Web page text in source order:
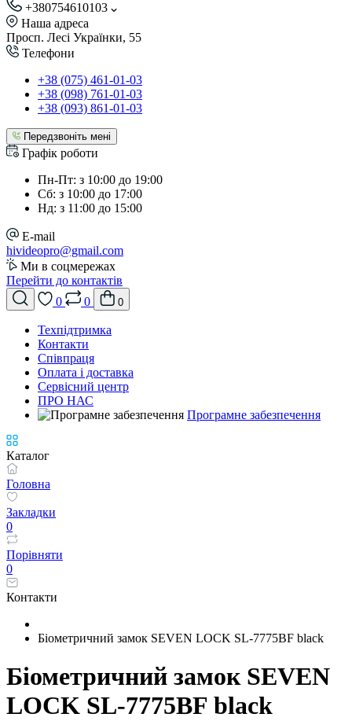
+380754610103
Наша адреса
Просп. Лесі Українки, 55
Телефони
+38 (075) 461-01-03
+38 (098) 761-01-03
+38 (093) 861-01-03
Передзвоніть мені
Графік роботи
Пн-Пт: з 10:00 до 19:00
Сб: з 10:00 до 17:00
Нд: з 11:00 до 15:00
E-mail
hivideopro@gmail.com
Ми в соцмережах
Перейти до контактів
0
0 0
Техпідтримка
Контакти
Співпраця
Оплата і доставка
Сервісний центр
ПРО НАС
Програмне забезпечення
Каталог
Головна
Закладки
0
Порівняти
0
Контакти
Біометричний замок SEVEN LOCK SL-7775BF black
Біометричний замок SEVEN
LOCK SL-7775BF black